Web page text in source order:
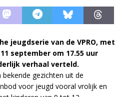
jeugdserie van de VPRO, met
september om 17.55 uur
verhaal verteld.
gezichten uit de
voor jeugd vooral vrolijk en